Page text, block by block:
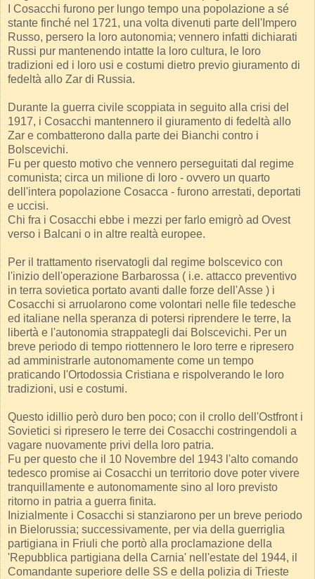
I Cosacchi furono per lungo tempo una popolazione a sé
stante finché nel 1721, una volta divenuti parte dell'Impero
Russo, persero la loro autonomia; vennero infatti dichiarati
Russi pur mantenendo intatte la loro cultura, le loro
tradizioni ed i loro usi e costumi dietro previo giuramento di
fedeltà allo Zar di Russia.
Durante la guerra civile scoppiata in seguito alla crisi del
1917, i Cosacchi mantennero il giuramento di fedeltà allo
Zar e combatterono dalla parte dei Bianchi contro i
Bolscevichi.
Fu per questo motivo che vennero perseguitati dal regime
comunista; circa un milione di loro - ovvero un quarto
dell'intera popolazione Cosacca - furono arrestati, deportati
e uccisi.
Chi fra i Cosacchi ebbe i mezzi per farlo emigrò ad Ovest
verso i Balcani o in altre realtà europee.
Per il trattamento riservatogli dal regime bolscevico con
l'inizio dell'operazione Barbarossa ( i.e. attacco preventivo
in terra sovietica portato avanti dalle forze dell'Asse ) i
Cosacchi si arruolarono come volontari nelle file tedesche
ed italiane nella speranza di potersi riprendere le terre, la
libertà e l'autonomia strappategli dai Bolscevichi. Per un
breve periodo di tempo riottennero le loro terre e ripresero
ad amministrarle autonomamente come un tempo
praticando l'Ortodossia Cristiana e rispolverando le loro
tradizioni, usi e costumi.
Questo idillio però duro ben poco; con il crollo dell'Ostfront i
Sovietici si ripresero le terre dei Cosacchi costringendoli a
vagare nuovamente privi della loro patria.
Fu per questo che il 10 Novembre del 1943 l'alto comando
tedesco promise ai Cosacchi un territorio dove poter vivere
tranquillamente e autonomamente sino al loro previsto
ritorno in patria a guerra finita.
Inizialmente i Cosacchi si stanziarono per un breve periodo
in Bielorussia; successivamente, per via della guerriglia
partigiana in Friuli che portò alla proclamazione della
'Repubblica partigiana della Carnia' nell'estate del 1944, il
Comandante superiore delle SS e della polizia di Trieste